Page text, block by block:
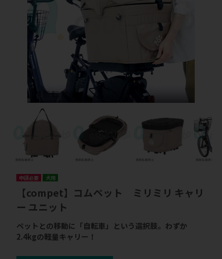
申請必要 犬用
【compet】コムペット ミリミリ キャリ
ー ユニット
ペットとの移動に「自転車」という選択肢。わずか
2.4kgの軽量キャリー！